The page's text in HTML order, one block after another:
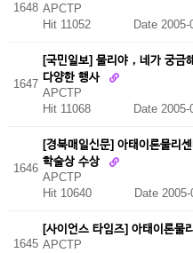
1648 APCTP
Hit 11052
Date 2005-
1647
[국민일보] 물리야，네가 궁금
다양한 행사
APCTP
Hit 11068 Date 2005-
1646
[경북매일신문] 아태이론물리
학술상 수상
APCTP
Hit 10640 Date 2005-
1645
[사이언스 타임즈] 아태이론물
APCTP